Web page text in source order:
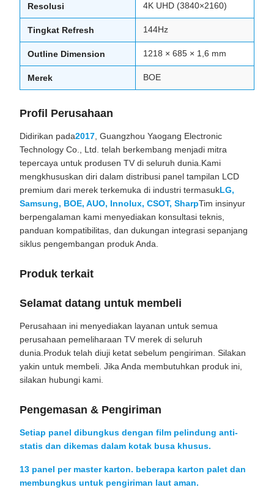
Resolusi 4K UHD (3840×2160)
Tingkat Refresh 144Hz
Outline Dimension 1218 × 685 × 1,6 mm
Merek BOE
Profil Perusahaan
Didirikan pada2017 , Guangzhou Yaogang Electronic
Technology Co., Ltd. telah berkembang menjadi mitra
tepercaya untuk produsen TV di seluruh dunia.Kami
mengkhususkan diri dalam distribusi panel tampilan LCD
premium dari merek terkemuka di industri termasukLG,
Samsung, BOE, AUO, Innolux, CSOT, SharpTim insinyur
berpengalaman kami menyediakan konsultasi teknis,
panduan kompatibilitas, dan dukungan integrasi sepanjang
siklus pengembangan produk Anda.
Produk terkait
Selamat datang untuk membeli
Perusahaan ini menyediakan layanan untuk semua
perusahaan pemeliharaan TV merek di seluruh
dunia.Produk telah diuji ketat sebelum pengiriman. Silakan
yakin untuk membeli. Jika Anda membutuhkan produk ini,
silakan hubungi kami.
Pengemasan & Pengiriman
Setiap panel dibungkus dengan film pelindung anti-
statis dan dikemas dalam kotak busa khusus.
13 panel per master karton. beberapa karton palet dan
membungkus untuk pengiriman laut aman.